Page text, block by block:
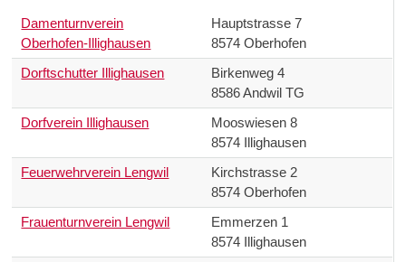
Damenturnverein
Oberhofen-Illighausen
Hauptstrasse 7
8574 Oberhofen
Dorftschutter Illighausen
Birkenweg 4
8586 Andwil TG
Dorfverein Illighausen
Mooswiesen 8
8574 Illighausen
Feuerwehrverein Lengwil
Kirchstrasse 2
8574 Oberhofen
Frauenturnverein Lengwil
Emmerzen 1
8574 Illighausen